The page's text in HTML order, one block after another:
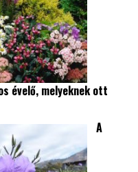
évelő, melyeknek ott
A